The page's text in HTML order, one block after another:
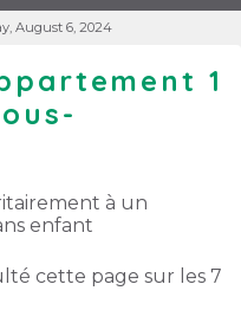
August 6, 2024
1
à un
enfant
cette page sur les 7